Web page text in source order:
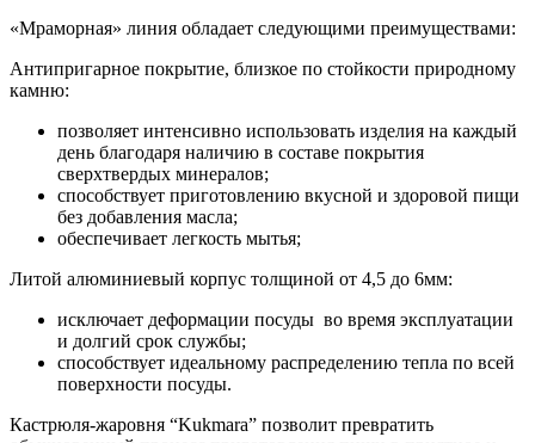
«Мраморная» линия обладает следующими преимуществами:
Антипригарное покрытие, близкое по стойкости природному
камню:
позволяет интенсивно использовать изделия на каждый
день благодаря наличию в составе покрытия
сверхтвердых минералов;
способствует приготовлению вкусной и здоровой пищи
без добавления масла;
обеспечивает легкость мытья;
Литой алюминиевый корпус толщиной от 4,5 до 6мм:
исключает деформации посуды во время эксплуатации
и долгий срок службы;
способствует идеальному распределению тепла по всей
поверхности посуды.
Кастрюля-жаровня “Kukmara” позволит превратить